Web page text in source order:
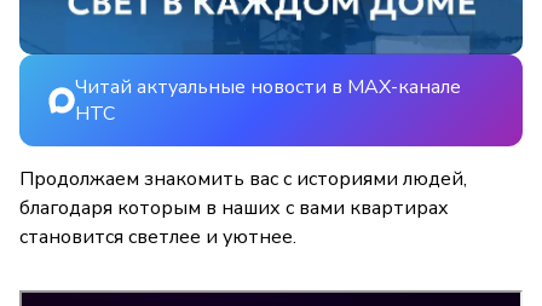
Читай актуальные новости в MAX-канале
НТС
Продолжаем знакомить вас с историями людей,
благодаря которым в наших с вами квартирах
становится светлее и уютнее.